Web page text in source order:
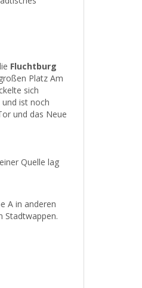
Fluchtburg
Platz Am
sich
ist noch
und das Neue
Quelle lag
A in anderen
Stadtwappen.